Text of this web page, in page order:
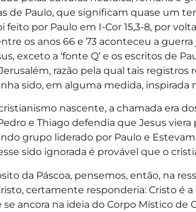
de Paulo, que significam quase um
por Paulo em I-Cor 15,3-8, por
os anos 66 e 73 aconteceu a
exceto a ‘fonte Q’ e os escritos de
razão pela qual tais registros
sido, em alguma medida, inspirada
nascente, a chamada era
e Thiago defendia que Jesus
grupo liderado por Paulo e
sido ignorada é provável que o
da Páscoa, pensemos, então, na
certamente responderia: Cristo é
ancora na ideia do Corpo Místico de